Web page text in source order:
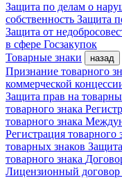
Защита по делам о
собственность Защита
Защита от
в сфере Госзакупок
Товарные знаки
назад
Признание товарного
коммерческой
Защита прав на
товарного знака
товарного знака
Регистрация товарного
товарных знаков
товарного знака
Лицензионный договор